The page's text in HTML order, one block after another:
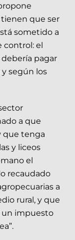
tienen que ser
sometido a
control: el
pagar
según los
a que
que tenga
y liceos
el
recaudado
a
rural, y que
un impuesto